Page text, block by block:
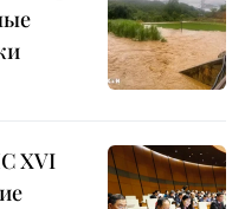
XVI